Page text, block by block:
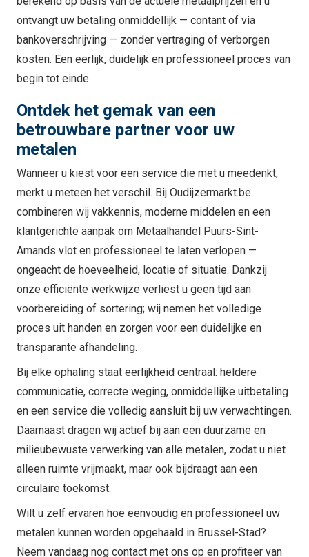
ontvangt uw betaling onmiddellijk — contant of via
bankoverschrijving — zonder vertraging of verborgen
kosten. Een eerlijk, duidelijk en professioneel proces van
begin tot einde.
Ontdek het gemak van een
betrouwbare partner voor uw
metalen
Wanneer u kiest voor een service die met u meedenkt,
merkt u meteen het verschil. Bij Oudijzermarkt.be
combineren wij vakkennis, moderne middelen en een
klantgerichte aanpak om Metaalhandel Puurs-Sint-
Amands vlot en professioneel te laten verlopen —
ongeacht de hoeveelheid, locatie of situatie. Dankzij
onze efficiënte werkwijze verliest u geen tijd aan
voorbereiding of sortering; wij nemen het volledige
proces uit handen en zorgen voor een duidelijke en
transparante afhandeling.
Bij elke ophaling staat eerlijkheid centraal: heldere
communicatie, correcte weging, onmiddellijke uitbetaling
en een service die volledig aansluit bij uw verwachtingen.
Daarnaast dragen wij actief bij aan een duurzame en
milieubewuste verwerking van alle metalen, zodat u niet
alleen ruimte vrijmaakt, maar ook bijdraagt aan een
circulaire toekomst.
Wilt u zelf ervaren hoe eenvoudig en professioneel uw
metalen kunnen worden opgehaald in Brussel-Stad?
Neem vandaag nog contact met ons op en profiteer van